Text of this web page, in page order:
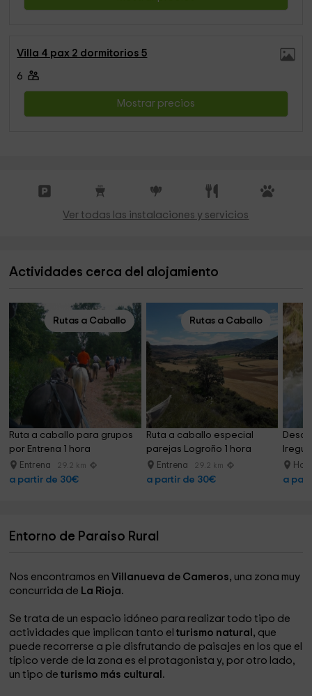
Villa 4 pax 2 dormitorios 5
6
Mostrar precios
Ver todas las instalaciones y servicios
Actividades cerca del alojamiento
Rutas a Caballo
Ruta a caballo para grupos
por Entrena 1 hora
Entrena 29.2 km
a partir de 30€
Rutas a Caballo
Ruta a caballo especial
parejas Logroño 1 hora
Entrena 29.2 km
a partir de 30€ a
Entorno de Paraiso Rural
Nos encontramos en Villanueva de Cameros, una zona muy
concurrida de La Rioja.
Se trata de un espacio idóneo para realizar todo tipo de
actividades que implican tanto elturismo natural, que
puede recorrerse a pie disfrutando de paisajes en los que el
típico verde de la zona es el protagonista y, por otro lado,
un tipo de turismo más cultural.